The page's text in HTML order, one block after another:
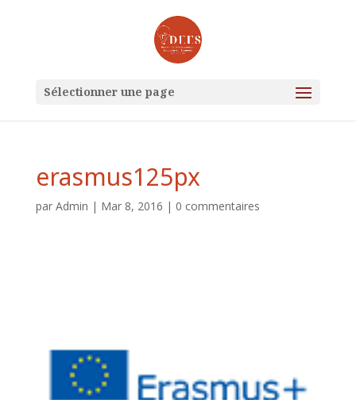
Sélectionner une page
erasmus125px
par Admin | Mar 8, 2016 | 0 commentaires